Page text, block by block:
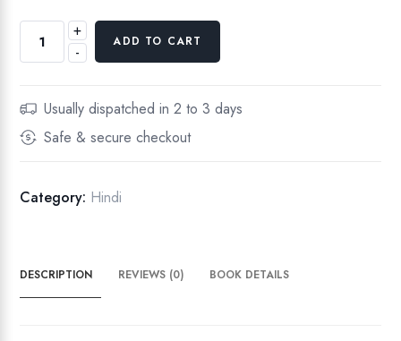
-
थी
q
u
n
y
+
ADD TO CART
Usually dispatched in 2 to 3 days
Safe & secure checkout
Category: Hindi
DESCRIPTION REVIEWS (0) BOOK DETAILS